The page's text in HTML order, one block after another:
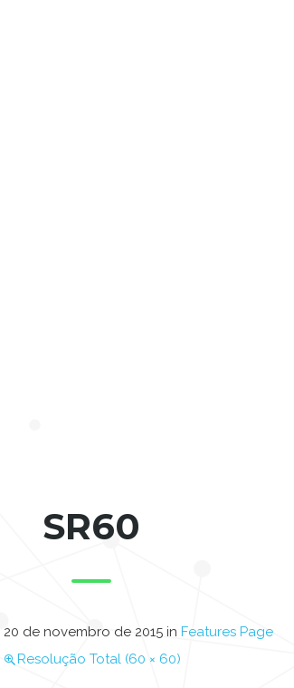
SR60
20 de novembro de 2015in Features Page
Resolução Total (60 × 60)